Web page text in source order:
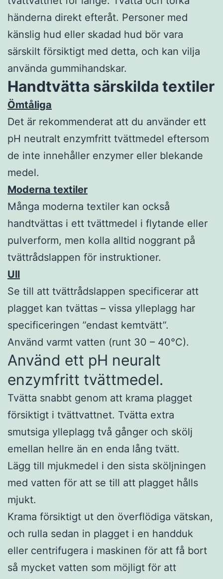
händerna direkt efteråt. Personer med
känslig hud eller skadad hud bör vara
särskilt försiktigt med detta, och kan vilja
använda gummihandskar.
Handtvätta särskilda textiler
Ömtåliga
Det är rekommenderat att du använder ett
pH neutralt enzymfritt tvättmedel eftersom
de inte innehåller enzymer eller blekande
medel.
Moderna textiler
Många moderna textiler kan också
handtvättas i ett tvättmedel i flytande eller
pulverform, men kolla alltid noggrant på
tvättrådslappen för instruktioner.
Ull
Se till att tvättrådslappen specificerar att
plagget kan tvättas – vissa ylleplagg har
specificeringen ”endast kemtvätt”.
Använd varmt vatten (runt 30 – 40°C).
Använd ett pH neuralt
enzymfritt tvättmedel.
Tvätta snabbt genom att krama plagget
försiktigt i tvättvattnet. Tvätta extra
smutsiga ylleplagg två gånger och skölj
emellan hellre än en enda lång tvätt.
Lägg till mjukmedel i den sista sköljningen
med vatten för att se till att plagget hålls
mjukt.
Krama försiktigt ut den överflödiga vätskan,
och rulla sedan in plagget i en handduk
eller centrifugera i maskinen för att få bort
så mycket vatten som möjligt för att